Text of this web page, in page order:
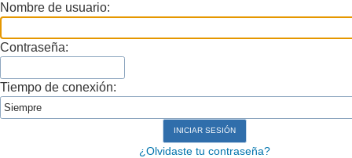
Nombre de usuario:
Contraseña:
Tiempo de conexión:
¿Olvidaste tu contraseña?